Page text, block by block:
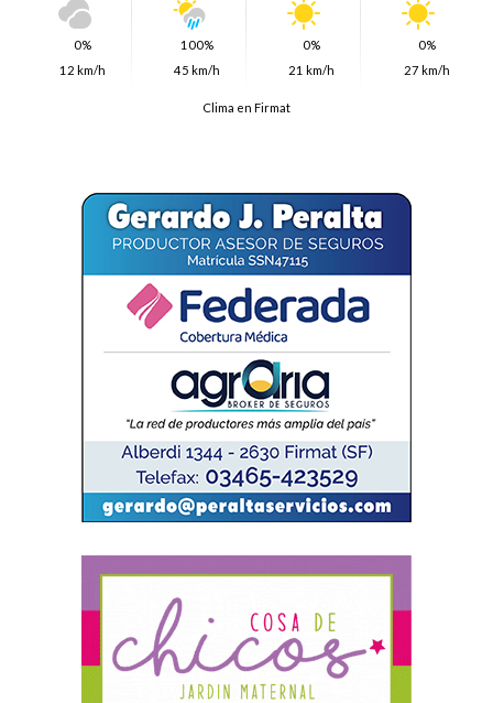
0%
12 km/h
100%
45 km/h
0%
21 km/h
0%
27 km/h
Clima en Firmat